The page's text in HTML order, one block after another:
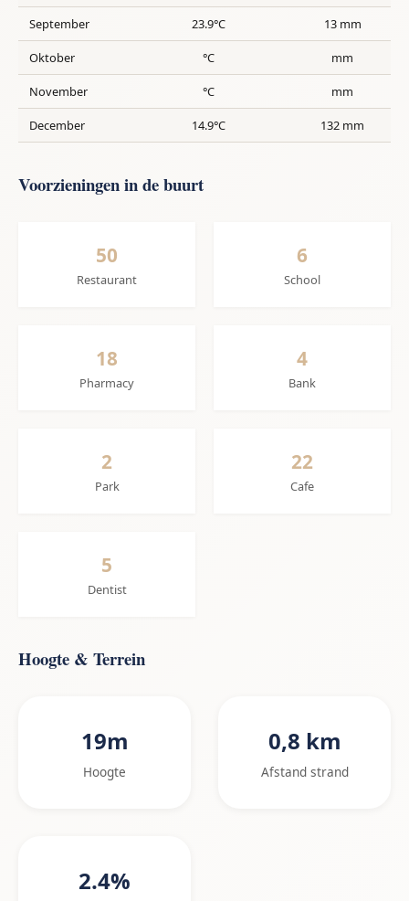
September 23.9°C 13 mm
Oktober °C mm
November °C mm
December 14.9°C 132 mm
Voorzieningen in de buurt
50
Restaurant
6
School
18
Pharmacy
4
Bank
2
Park
22
Cafe
5
Dentist
Hoogte & Terrein
19m
Hoogte
0,8 km
Afstand strand
2.4%